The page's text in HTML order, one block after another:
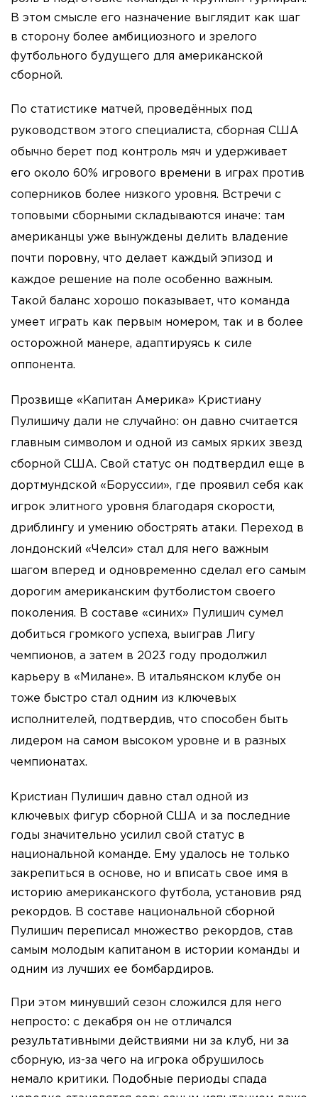
В этом смысле его назначение выглядит как шаг
в сторону более амбициозного и зрелого
футбольного будущего для американской
сборной.
По статистике матчей, проведённых под
руководством этого специалиста, сборная США
обычно берет под контроль мяч и удерживает
его около 60% игрового времени в играх против
соперников более низкого уровня. Встречи с
топовыми сборными складываются иначе: там
американцы уже вынуждены делить владение
почти поровну, что делает каждый эпизод и
каждое решение на поле особенно важным.
Такой баланс хорошо показывает, что команда
умеет играть как первым номером, так и в более
осторожной манере, адаптируясь к силе
оппонента.
Прозвище «Капитан Америка» Кристиану
Пулишичу дали не случайно: он давно считается
главным символом и одной из самых ярких звезд
сборной США. Свой статус он подтвердил еще в
дортмундской «Боруссии», где проявил себя как
игрок элитного уровня благодаря скорости,
дриблингу и умению обострять атаки. Переход в
лондонский «Челси» стал для него важным
шагом вперед и одновременно сделал его самым
дорогим американским футболистом своего
поколения. В составе «синих» Пулишич сумел
добиться громкого успеха, выиграв Лигу
чемпионов, а затем в 2023 году продолжил
карьеру в «Милане». В итальянском клубе он
тоже быстро стал одним из ключевых
исполнителей, подтвердив, что способен быть
лидером на самом высоком уровне и в разных
чемпионатах.
Кристиан Пулишич давно стал одной из
ключевых фигур сборной США и за последние
годы значительно усилил свой статус в
национальной команде. Ему удалось не только
закрепиться в основе, но и вписать свое имя в
историю американского футбола, установив ряд
рекордов. В составе национальной сборной
Пулишич переписал множество рекордов, став
самым молодым капитаном в истории команды и
одним из лучших ее бомбардиров.
При этом минувший сезон сложился для него
непросто: с декабря он не отличался
результативными действиями ни за клуб, ни за
сборную, из-за чего на игрока обрушилось
немало критики. Подобные периоды спада